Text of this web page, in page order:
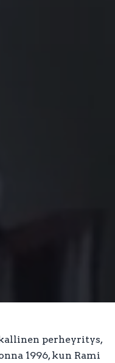
perheyritys,
1996, kun Rami